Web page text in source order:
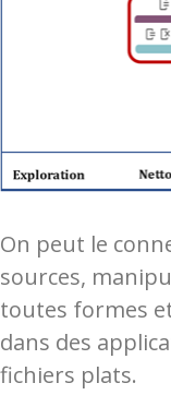
On peut le
sources,
toutes formes
dans des
fichiers plats.